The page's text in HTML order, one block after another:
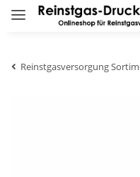
Reinstgasversorgung